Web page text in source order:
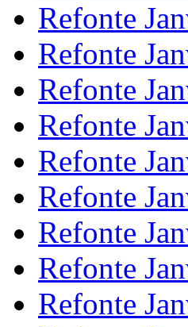
Refonte
Refonte
Refonte
Refonte
Refonte
Refonte
Refonte
Refonte
Refonte